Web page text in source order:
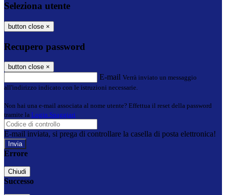
Seleziona utente
button close ×
Recupero password
button close ×
E-mail Verrà inviato un messaggio
all'indirizzo indicato con le istruzioni necessarie.
Non hai una e-mail associata al nome utente? Effettua il reset della password
tramite la Login Spaggiari
E-mail inviata, si prega di controllare la casella di posta elettronica!
Errore
Chiudi
Successo